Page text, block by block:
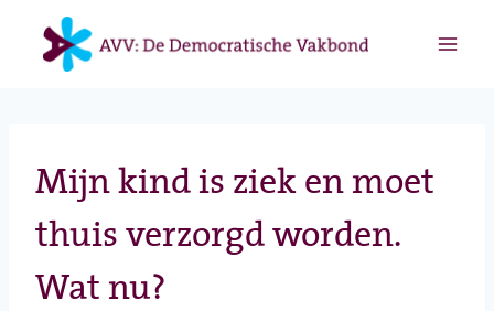
Doorgaan
naar
inhoud
Mijn kind is ziek en moet
thuis verzorgd worden.
Wat nu?